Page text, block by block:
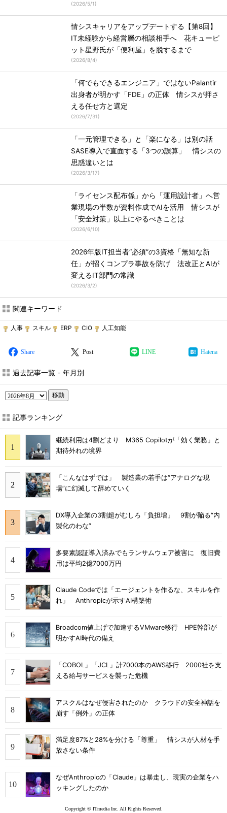
(2026/5/1)
情シスキャリアをアップデートする【第8回】
IT未経験から経営層の相談相手へ 花キューピ
ット星野氏が「便利屋」を脱するまで
(2026/8/4)
「何でもできるエンジニア」ではないPalantir
出身者が明かす「FDE」の正体 情シスが押さ
える任せ方と選定
(2026/7/31)
「一元管理できる」と「楽になる」は別の話
SASE導入で直面する「3つの誤算」 情シスの
思惑違いとは
(2026/3/17)
「ライセンス配布係」から「運用設計者」へ営
業現場の半数が資料作成でAIを活用 情シスが
「安全対策」以上にやるべきことは
(2026/6/10)
2026年版IT担当者“必須”の3資格「無知な新
任」が招くコンプラ事故を防げ 法改正とAIが
変えるIT部門の常識
(2026/3/2)
関連キーワード
人事 スキル ERP CIO 人工知能
Share Post LINE Hatena
過去記事一覧 - 年月別
移動
記事ランキング
継続利用は4割どまり M365 Copilotが「効く業務」と
期待外れの境界
「こんなはずでは」 製造業の若手は“アナログな現
場”に幻滅して辞めていく
DX導入企業の3割超がむしろ「負担増」 9割が陥る“内
製化のわな”
多要素認証導入済みでもランサムウェア被害に 復旧費
用は平均2億7000万円
Claude Codeでは「エージェントを作るな、スキルを作
れ」 Anthropicが示すAI構築術
Broadcom値上げで加速するVMware移行 HPE幹部が
明かすAI時代の備え
「COBOL」「JCL」計7000本のAWS移行 2000社を支
える給与サービスを襲った危機
アスクルはなぜ侵害されたのか クラウドの安全神話を
崩す「例外」の正体
満足度87%と28%を分ける「尊重」 情シスが人材を手
放さない条件
なぜAnthropicの「Claude」は暴走し、現実の企業をハ
ッキングしたのか
Copyright © ITmedia Inc. All Rights Reserved.